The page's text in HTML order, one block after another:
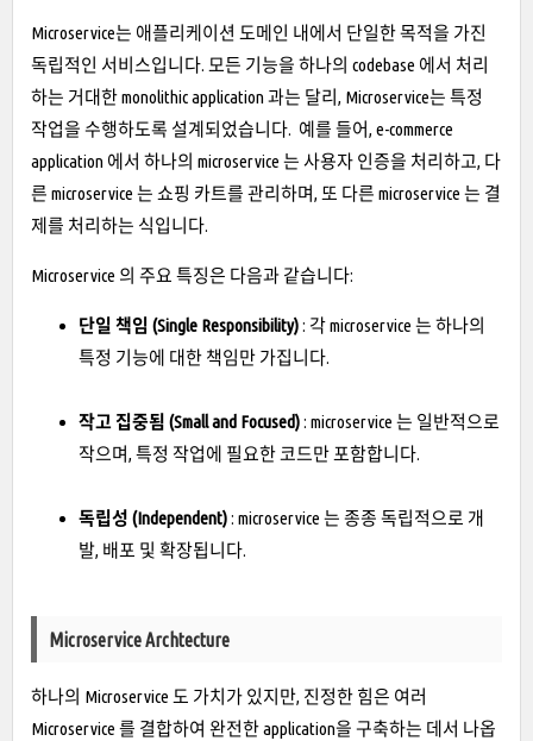
Microservice는 애플리케이션 도메인 내에서 단일한 목적을 가진
독립적인 서비스입니다. 모든 기능을 하나의 codebase 에서 처리
하는 거대한 monolithic application 과는 달리, Microservice는 특정
작업을 수행하도록 설계되었습니다. 예를 들어, e-commerce
application 에서 하나의 microservice 는 사용자 인증을 처리하고, 다
른 microservice 는 쇼핑 카트를 관리하며, 또 다른 microservice 는 결
제를 처리하는 식입니다.
Microservice 의 주요 특징은 다음과 같습니다:
단일 책임 (Single Responsibility): 각 microservice 는 하나의
특정 기능에 대한 책임만 가집니다.
작고 집중됨 (Small and Focused): microservice 는 일반적으로
작으며, 특정 작업에 필요한 코드만 포함합니다.
독립성 (Independent): microservice 는 종종 독립적으로 개
발, 배포 및 확장됩니다.
Microservice Archtecture
하나의 Microservice 도 가치가 있지만, 진정한 힘은 여러
Microservice 를 결합하여 완전한 application을 구축하는 데서 나옵